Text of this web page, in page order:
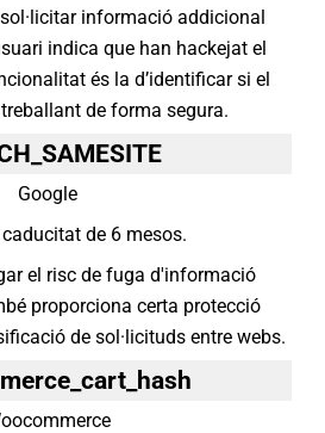
informació addicional
indica que han hackejat el
és la d’identificar si el
de forma segura.
Google
de 6 mesos.
el risc de fuga d'informació
proporciona certa protecció
de sol·licituds entre webs.